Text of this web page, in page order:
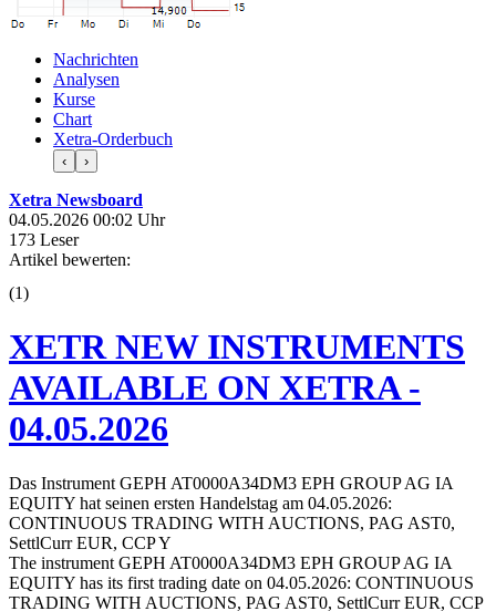
Nachrichten
Analysen
Kurse
Chart
Xetra-Orderbuch
‹ ›
Xetra Newsboard
04.05.2026 00:02 Uhr
173 Leser
Artikel bewerten:
(1)
XETR NEW INSTRUMENTS
AVAILABLE ON XETRA -
04.05.2026
Das Instrument GEPH AT0000A34DM3 EPH GROUP AG IA
EQUITY hat seinen ersten Handelstag am 04.05.2026:
CONTINUOUS TRADING WITH AUCTIONS, PAG AST0,
SettlCurr EUR, CCP Y
The instrument GEPH AT0000A34DM3 EPH GROUP AG IA
EQUITY has its first trading date on 04.05.2026: CONTINUOUS
TRADING WITH AUCTIONS, PAG AST0, SettlCurr EUR, CCP